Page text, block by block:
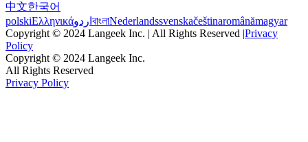
中文한국어
polskiΕλληνικάاردو বাংলাNederlandssvenskačeštinaromânămagyar
Copyright © 2024 Langeek Inc. | All Rights Reserved |Privacy
Policy
Copyright © 2024 Langeek Inc.
All Rights Reserved
Privacy Policy